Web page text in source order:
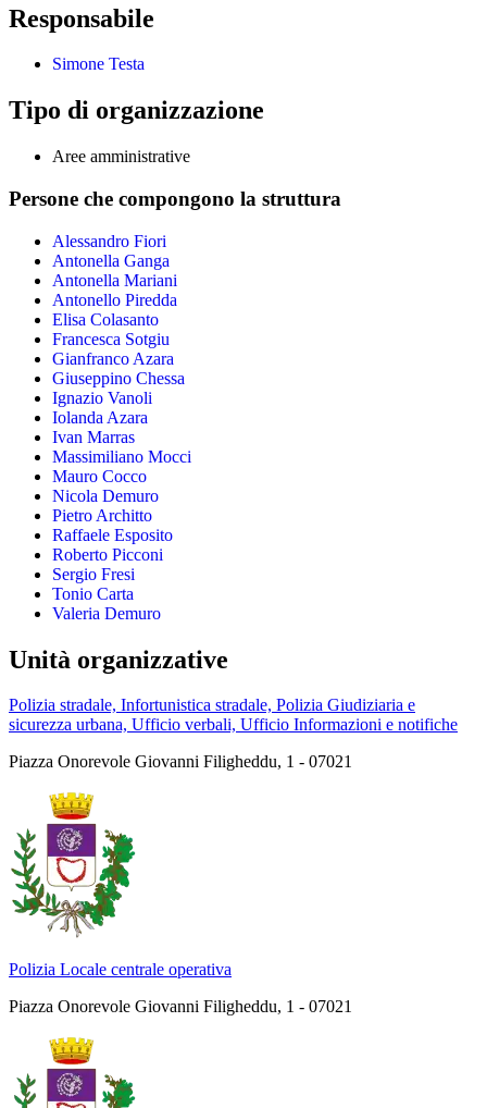
Responsabile
Simone Testa
Tipo di organizzazione
Aree amministrative
Persone che compongono la struttura
Alessandro Fiori
Antonella Ganga
Antonella Mariani
Antonello Piredda
Elisa Colasanto
Francesca Sotgiu
Gianfranco Azara
Giuseppino Chessa
Ignazio Vanoli
Iolanda Azara
Ivan Marras
Massimiliano Mocci
Mauro Cocco
Nicola Demuro
Pietro Architto
Raffaele Esposito
Roberto Picconi
Sergio Fresi
Tonio Carta
Valeria Demuro
Unità organizzative
Polizia stradale, Infortunistica stradale, Polizia Giudiziaria e
sicurezza urbana, Ufficio verbali, Ufficio Informazioni e notifiche
Piazza Onorevole Giovanni Filigheddu, 1 - 07021
Polizia Locale centrale operativa
Piazza Onorevole Giovanni Filigheddu, 1 - 07021